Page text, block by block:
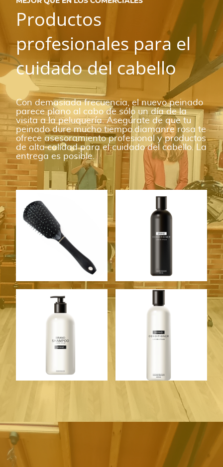
Productos
profesionales para el
cuidado del cabello
Con demasiada frecuencia, el nuevo peinado
parece plano al cabo de sólo un día de la
visita a la peluquería. Asegúrate de que tu
peinado dure mucho tiempo.diamanre rosa te
ofrece asesoramiento profesional y productos
de alta calidad para el cuidado del cabello. La
entrega es posible.